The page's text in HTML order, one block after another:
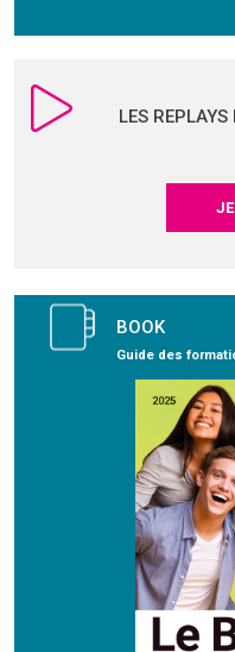
LES REPLAYS
BOOK
Guide des